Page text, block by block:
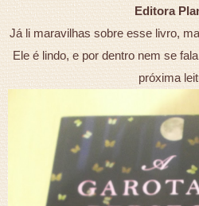
Editora
Já li maravilhas sobre esse livro,
Ele é lindo, e por dentro nem se
próxima